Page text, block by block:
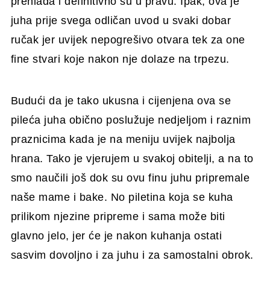
juha prije svega odličan uvod u svaki dobar
ručak jer uvijek nepogrešivo otvara tek za one
fine stvari koje nakon nje dolaze na trpezu.
Budući da je tako ukusna i cijenjena ova se
pileća juha obično poslužuje nedjeljom i raznim
praznicima kada je na meniju uvijek najbolja
hrana. Tako je vjerujem u svakoj obitelji, a na to
smo naučili još dok su ovu finu juhu pripremale
naše mame i bake. No piletina koja se kuha
prilikom njezine pripreme i sama može biti
glavno jelo, jer će je nakon kuhanja ostati
sasvim dovoljno i za juhu i za samostalni obrok.